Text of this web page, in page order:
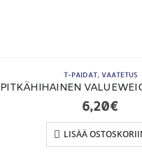
T-PAIDAT, VAATETUS
PITKÄHIHAINEN
6,20€
LISÄÄ